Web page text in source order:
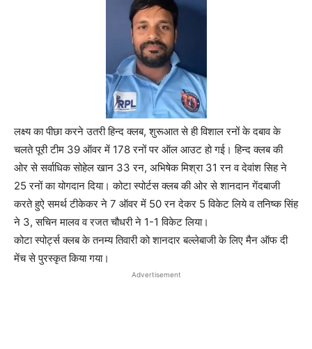
लक्ष्य का पीछा करने उतरी हिन्द क्लब, शुरूआत से ही विशाल रनों के दबाव के
चलते पूरी टीम 39 ऑवर में 178 रनों पर ऑल आउट हो गई। हिन्द क्लब की
ओर से सर्वाधिक सोहेल खान 33 रन, अभिषेक मिश्रा 31 रन व देवांश सिह ने
25 रनों का योगदान दिया। कोटा स्पोर्टस क्लब की ओर से शानदान गेंदबाजी
करते हुऐ समर्थ टीकेकर ने 7 ऑवर में 50 रन देकर 5 विकेट लिये व तनिष्क सिंह
ने 3, सचिन मालव व रजत चौधरी ने 1-1 विकेट लिया।
कोटा स्पोर्ट्स क्लब के तनम्य तिवारी को शानदार बल्लेबाजी के लिए मैन ऑफ दी
मेंच से पुरस्कृत किया गया।
Advertisement